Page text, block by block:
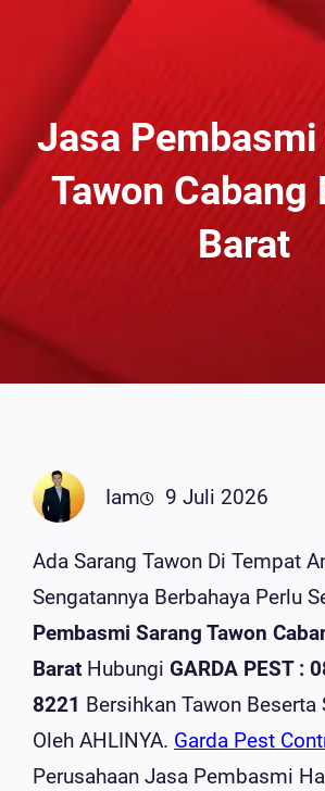
Jasa Pembasmi
Tawon Cabang
Barat
Iam 9 Juli 2026
Ada Sarang Tawon Di Tempat
Sengatannya Berbahaya Perlu
Pembasmi Sarang Tawon
Barat Hubungi GARDA PEST :
8221 Bersihkan Tawon Beserta
Oleh AHLINYA. Garda Pest
Perusahaan Jasa Pembasmi